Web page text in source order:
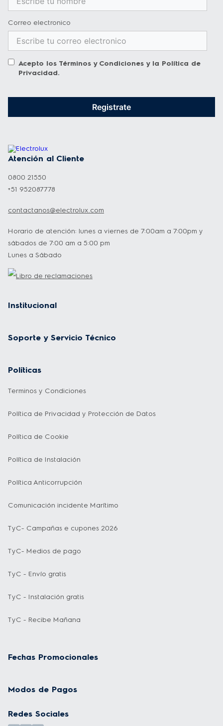
Correo electronico
Acepto los Términos y Condiciones y la Política de
Privacidad.
Registrate
Atención al Cliente
0800 21550
+51 952087778
contactanos@electrolux.com
Horario de atención: lunes a viernes de 7:00am a 7:00pm y
sábados de 7:00 am a 5:00 pm
Lunes a Sábado
Institucional
Soporte y Servicio Técnico
Políticas
Terminos y Condiciones
Política de Privacidad y Protección de Datos
Política de Cookie
Política de Instalación
Política Anticorrupción
Comunicación incidente Marítimo
TyC- Campañas e cupones 2026
TyC- Medios de pago
TyC - Envío gratis
TyC - Instalación gratis
TyC - Recibe Mañana
Fechas Promocionales
Modos de Pagos
Redes Sociales